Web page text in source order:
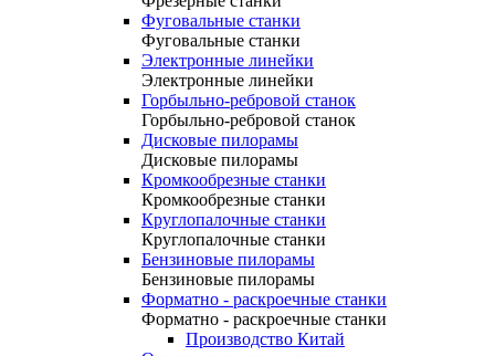
Фуговальные станки
Фуговальные станки
Электронные линейки
Электронные линейки
Горбыльно-ребровой станок
Горбыльно-ребровой станок
Дисковые пилорамы
Дисковые пилорамы
Кромкообрезные станки
Кромкообрезные станки
Круглопалочные станки
Круглопалочные станки
Бензиновые пилорамы
Бензиновые пилорамы
Форматно - раскроечные станки
Форматно - раскроечные станки
Производство Китай